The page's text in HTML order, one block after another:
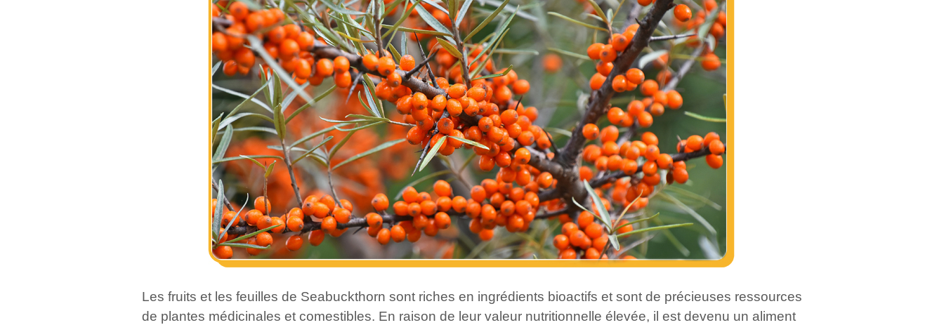
Les fruits et les feuilles de Seabuckthorn sont riches en ingrédients bioactifs et sont de précieuses ressources
de plantes médicinales et comestibles. En raison de leur valeur nutritionnelle élevée, il est devenu un aliment